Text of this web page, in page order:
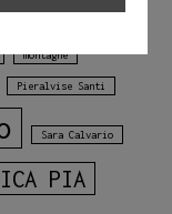
montagne
Pieralvise Santi
Sara Calvario
PIA